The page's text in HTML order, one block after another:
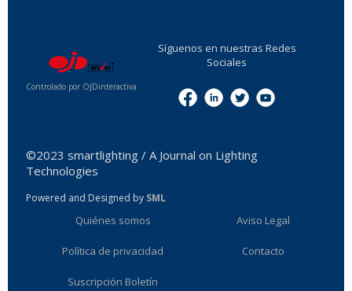
Controlado por OJDinteractiva
Síguenos en nuestras Redes
Sociales
©2023 smartlighting / A Journal on Lighting
Technologies
Powered and Designed by SML
Quiénes somos Aviso Legal
Política de privacidad Contacto
Suscripción Boletín